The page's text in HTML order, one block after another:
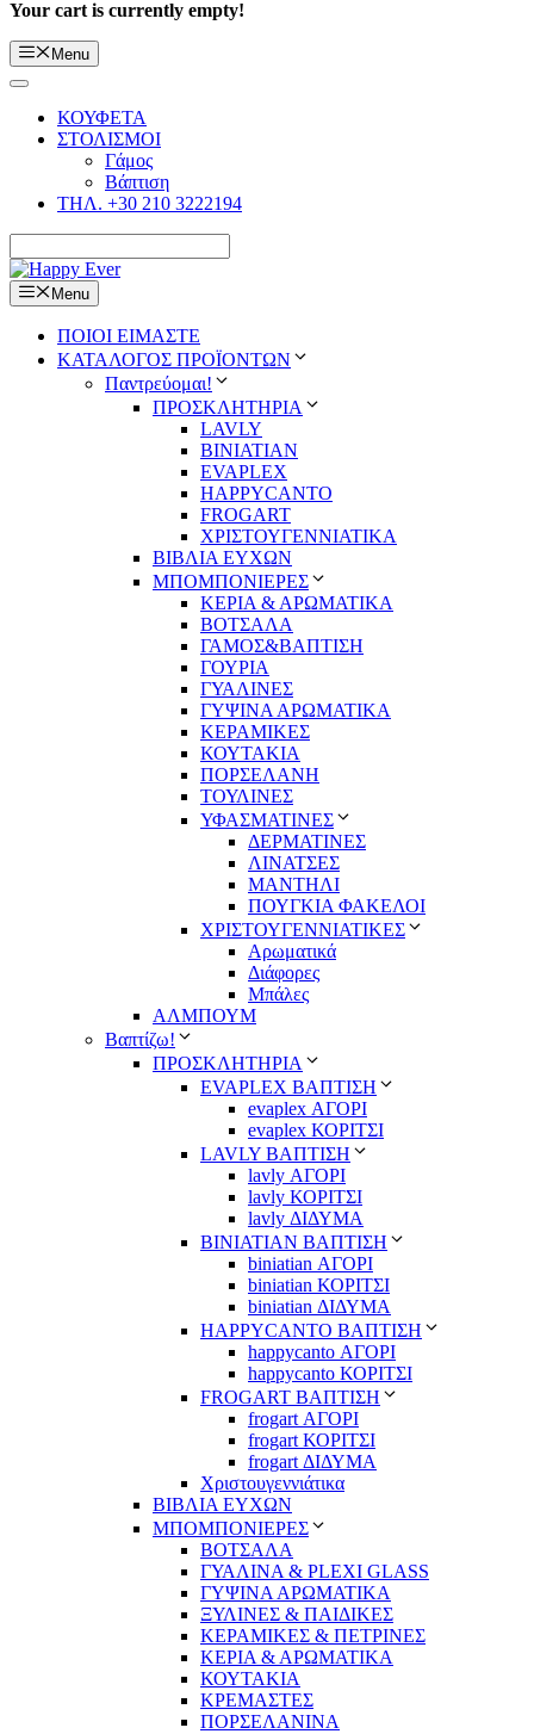
Your cart is currently empty!
Menu
ΚΟΥΦΕΤΑ
ΣΤΟΛΙΣΜΟΙ
Γάμος
Βάπτιση
ΤΗΛ. +30 210 3222194
Menu
ΠΟΙΟΙ ΕΙΜΑΣΤΕ
ΚΑΤΑΛΟΓΟΣ ΠΡΟΪΟΝΤΩΝ
Παντρεύομαι!
ΠΡΟΣΚΛΗΤΗΡΙΑ
LAVLY
BINIATIAN
EVAPLEX
HAPPYCANTO
FROGART
ΧΡΙΣΤΟΥΓΕΝΝΙΑΤΙΚΑ
ΒΙΒΛΙΑ ΕΥΧΩΝ
ΜΠΟΜΠΟΝΙΕΡΕΣ
ΚΕΡΙΑ & ΑΡΩΜΑΤΙΚΑ
ΒΟΤΣΑΛΑ
ΓΑΜΟΣ&ΒΑΠΤΙΣΗ
ΓΟΥΡΙΑ
ΓΥΑΛΙΝΕΣ
ΓΥΨΙΝΑ ΑΡΩΜΑΤΙΚΑ
ΚΕΡΑΜΙΚΕΣ
ΚΟΥΤΑΚΙΑ
ΠΟΡΣΕΛΑΝΗ
ΤΟΥΛΙΝΕΣ
ΥΦΑΣΜΑΤΙΝΕΣ
ΔΕΡΜΑΤΙΝΕΣ
ΛΙΝΑΤΣΕΣ
ΜΑΝΤΗΛΙ
ΠΟΥΓΚΙΑ ΦΑΚΕΛΟΙ
ΧΡΙΣΤΟΥΓΕΝΝΙΑΤΙΚΕΣ
Αρωματικά
Διάφορες
Μπάλες
ΑΛΜΠΟΥΜ
Βαπτίζω!
ΠΡΟΣΚΛΗΤΗΡΙΑ
EVAPLEX ΒΑΠΤΙΣΗ
evaplex ΑΓΟΡΙ
evaplex ΚΟΡΙΤΣΙ
LAVLY ΒΑΠΤΙΣΗ
lavly ΑΓΟΡΙ
lavly ΚΟΡΙΤΣΙ
lavly ΔΙΔΥΜΑ
ΒΙΝΙΑΤΙΑΝ ΒΑΠΤΙΣΗ
biniatian ΑΓΟΡΙ
biniatian ΚΟΡΙΤΣΙ
biniatian ΔΙΔΥΜΑ
HAPPYCANTO ΒΑΠΤΙΣΗ
happycanto ΑΓΟΡΙ
happycanto ΚΟΡΙΤΣΙ
FROGART ΒΑΠΤΙΣΗ
frogart ΑΓΟΡΙ
frogart ΚΟΡΙΤΣΙ
frogart ΔΙΔΥΜΑ
Χριστουγεννιάτικα
ΒΙΒΛΙΑ ΕΥΧΩΝ
ΜΠΟΜΠΟΝΙΕΡΕΣ
ΒΟΤΣΑΛΑ
ΓΥΑΛΙΝΑ & PLEXI GLASS
ΓΥΨΙΝΑ ΑΡΩΜΑΤΙΚΑ
ΞΥΛΙΝΕΣ & ΠΑΙΔΙΚΕΣ
ΚΕΡΑΜΙΚΕΣ & ΠΕΤΡΙΝΕΣ
ΚΕΡΙΑ & ΑΡΩΜΑΤΙΚΑ
ΚΟΥΤΑΚΙΑ
ΚΡΕΜΑΣΤΕΣ
ΠΟΡΣΕΛΑΝΙΝΑ